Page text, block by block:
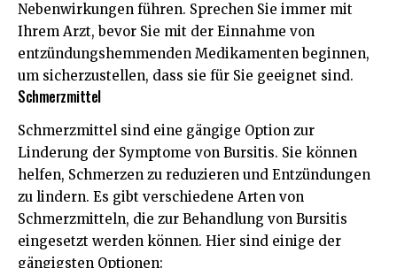
Nebenwirkungen führen. Sprechen Sie immer mit
Ihrem Arzt, bevor Sie mit der Einnahme von
entzündungshemmenden Medikamenten beginnen,
um sicherzustellen, dass sie für Sie geeignet sind.
Schmerzmittel
Schmerzmittel sind eine gängige Option zur
Linderung der Symptome von Bursitis. Sie können
helfen, Schmerzen zu reduzieren und Entzündungen
zu lindern. Es gibt verschiedene Arten von
Schmerzmitteln, die zur Behandlung von Bursitis
eingesetzt werden können. Hier sind einige der
gängigsten Optionen: